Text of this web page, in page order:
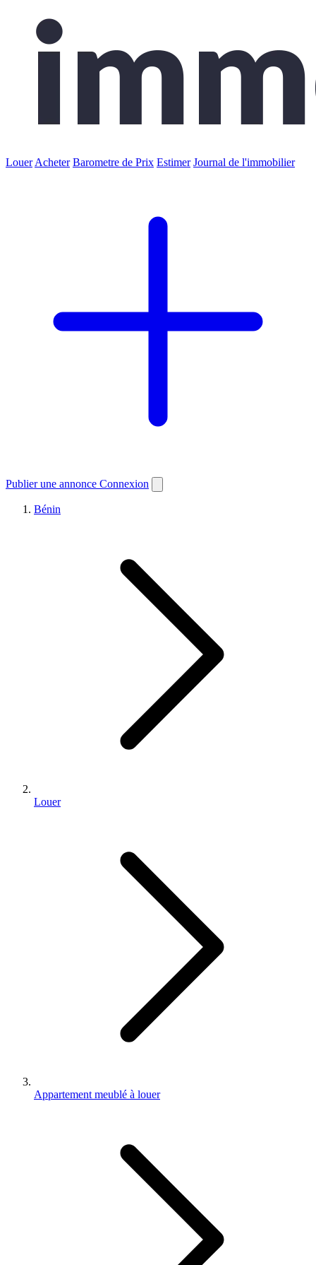
Louer Acheter Barometre de Prix Estimer Journal de l'immobilier
Publier une annonce Connexion
Bénin
Louer
Appartement meublé à louer